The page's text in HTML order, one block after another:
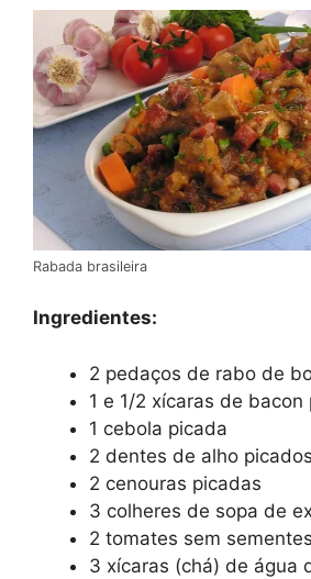
Rabada brasileira
Ingredientes:
2 pedaços de rabo de
1 e 1/2 xícaras de bacon
1 cebola picada
2 dentes de alho picados
2 cenouras picadas
3 colheres de sopa de
2 tomates sem
3 xícaras (chá) de água